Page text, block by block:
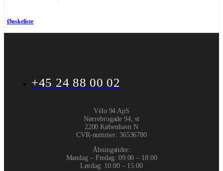
Ønskeliste
+45 24 88 00 02
Vélo 94 ApS
Nørrebrogade 94, st
2200 København N
CVR-nummer: 36536780
Åbningstider:
Mandag – Fredag: 09:00 – 18:00
Lørdag: 10:00 – 15:00